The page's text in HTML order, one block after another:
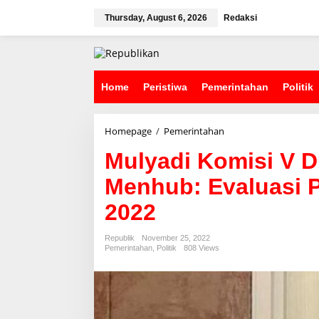
Thursday, August 6, 2026 Redaksi
Home Peristiwa Pemerintahan Politik
Homepage / Pemerintahan
l
y
a
d
s
Mulyadi Komisi V
Menhub: Evaluasi
2022
Republik
November 25, 2022
Pemerintahan
Politik 808 Views